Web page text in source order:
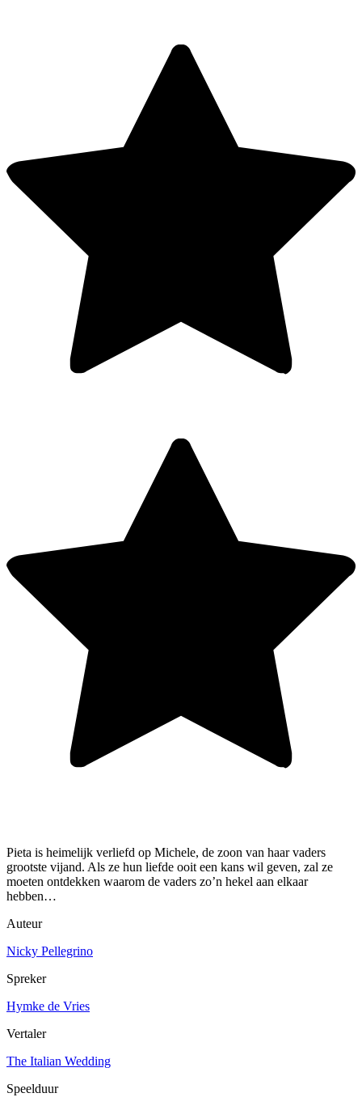
Pieta is heimelijk verliefd op Michele, de zoon van haar vaders
grootste vijand. Als ze hun liefde ooit een kans wil geven, zal ze
moeten ontdekken waarom de vaders zo’n hekel aan elkaar
hebben…
Auteur
Nicky Pellegrino
Spreker
Hymke de Vries
Vertaler
The Italian Wedding
Speelduur